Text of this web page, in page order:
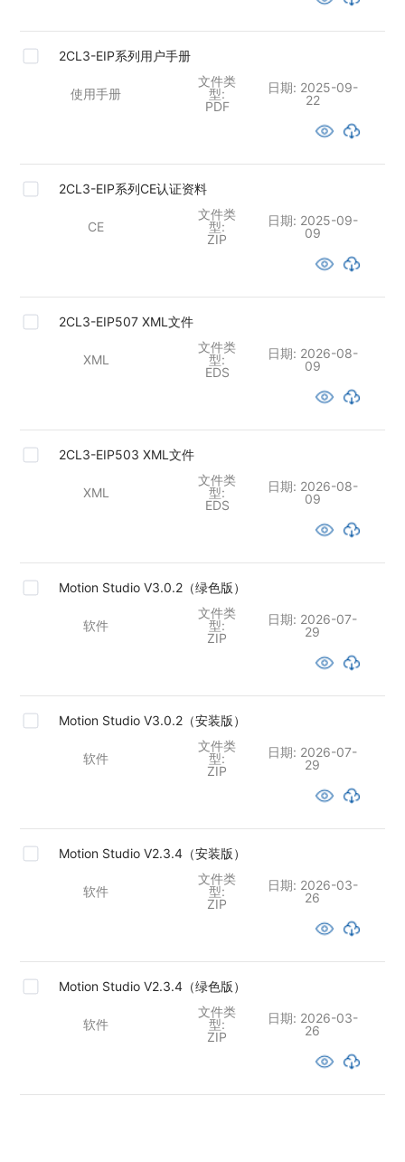
2CL3-EIP系列用户手册
使用手册
文件类
型:
PDF
日期: 2025-09-
22
2CL3-EIP系列CE认证资料
CE
文件类
型:
ZIP
日期: 2025-09-
09
2CL3-EIP507 XML文件
XML
文件类
型:
EDS
日期: 2026-08-
09
2CL3-EIP503 XML文件
XML
文件类
型:
EDS
日期: 2026-08-
09
Motion Studio V3.0.2（绿色版）
软件
文件类
型:
ZIP
日期: 2026-07-
29
Motion Studio V3.0.2（安装版）
软件
文件类
型:
ZIP
日期: 2026-07-
29
Motion Studio V2.3.4（安装版）
软件
文件类
型:
ZIP
日期: 2026-03-
26
Motion Studio V2.3.4（绿色版）
软件
文件类
型:
ZIP
日期: 2026-03-
26